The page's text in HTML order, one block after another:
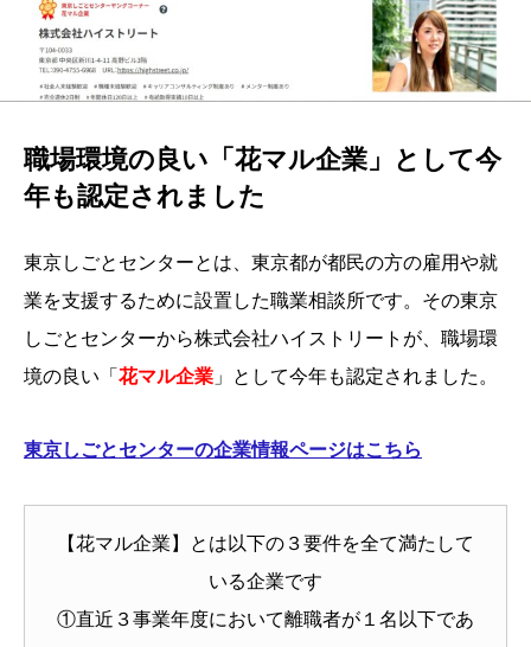
職場環境の良い「花マル企業」として今
年も認定されました
東京しごとセンターとは、東京都が都民の方の雇用や就
業を支援するために設置した職業相談所です。その東京
しごとセンターから株式会社ハイストリートが、職場環
境の良い「 花マル企業 」として今年も認定されました。
東京しごとセンターの企業情報ページはこちら
【花マル企業】とは以下の３要件を全て満たして
いる企業です
①直近３事業年度において離職者が１名以下であ